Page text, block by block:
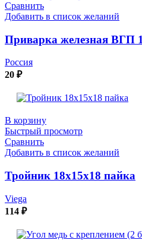
Сравнить
Добавить в список желаний
Приварка железная ВГП
Россия
20 ₽
В корзину
Быстрый просмотр
Сравнить
Добавить в список желаний
Тройник 18х15х18 пайка
Viega
114 ₽